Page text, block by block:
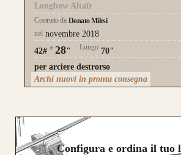
Longbow Altaïr
Costruito da Donato Milesi
nel novembre 2018
42# a 28" Lungo 70"
per arciere destrorso
Archi nuovi in pronta consegna
Configura e ordina il tuo